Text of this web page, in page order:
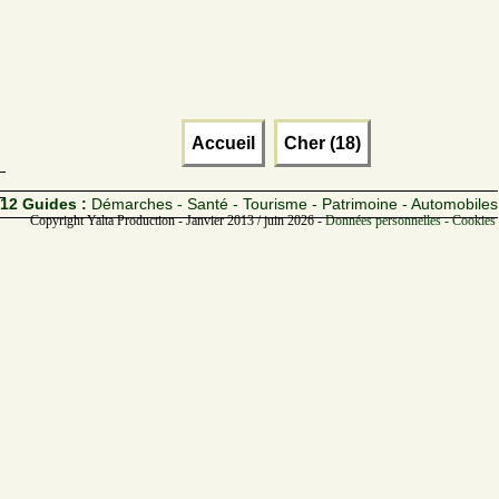
Accueil Cher (18)
12 Guides : Démarches - Santé - Tourisme - Patrimoine - Automobiles
Copyright Yalta Production - Janvier 2013 / juin 2026 -Données personnelles -